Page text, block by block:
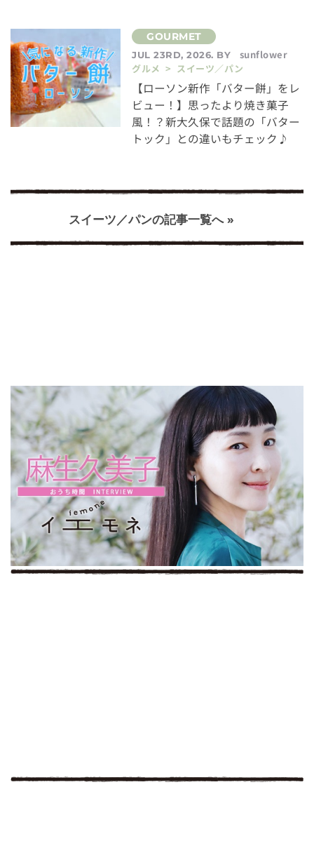
JUL 23RD, 2026. BY
sunflower
グルメ > スイーツ／パン
【ローソン新作「バター餅」をレ
ビュー！】思ったより焼き菓子
風！？新大久保で話題の「バター
トック」との違いもチェック♪
スイーツ／パンの記事一覧へ »